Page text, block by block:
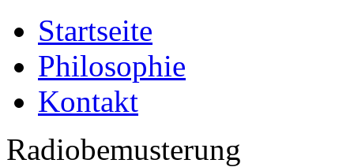
Startseite
Philosophie
Kontakt
Radiobemusterung